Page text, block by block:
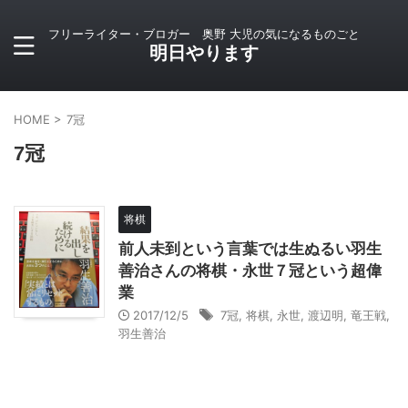
フリーライター・ブロガー 奥野 大児の気になるものごと
明日やります
HOME > 7冠
7冠
将棋
前人未到という言葉では生ぬるい羽生
善治さんの将棋・永世７冠という超偉
業
2017/12/5 7冠 将棋 永世 渡辺明 竜王戦
羽生善治